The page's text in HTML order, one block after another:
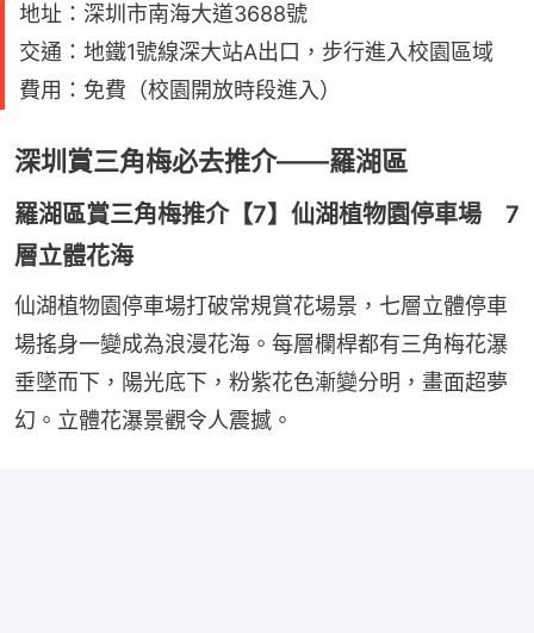
地址：深圳市南海大道3688號
交通：地鐵1號線深大站A出口，步行進入校園區域
費用：免費（校園開放時段進入）
深圳賞三角梅必去推介——羅湖區
羅湖區賞三角梅推介【7】仙湖植物園停車場 7
層立體花海
仙湖植物園停車場打破常規賞花場景，七層立體停車
場搖身一變成為浪漫花海。每層欄桿都有三角梅花瀑
垂墜而下，陽光底下，粉紫花色漸變分明，畫面超夢
幻。立體花瀑景觀令人震撼。